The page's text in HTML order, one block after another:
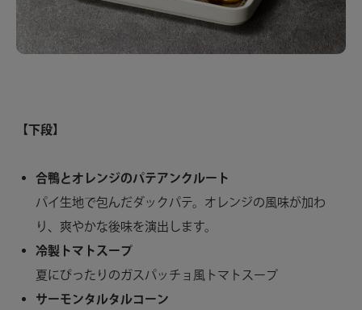
【下段】
合鴨とオレンジのパテアンクルート
パイ生地で包んだダックパテ。オレンジの風味が加わ
り、爽やかな後味を演出します。
冷製トマトスープ
夏にぴったりのガスパッチョ風トマトスープ
サーモンタルタルコーン